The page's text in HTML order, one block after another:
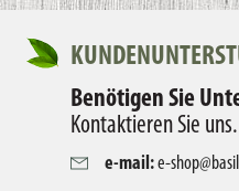
Benötigen Sie
Kontaktieren Sie uns.
e-mail:e-